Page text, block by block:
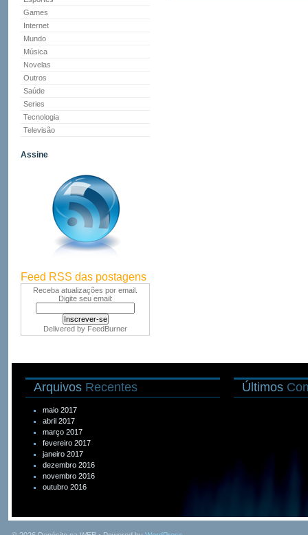
Games
Internet
Mundo
Música
Novelas
Outros
Saúde
Series
Tecnologia
Televisão
Assine
Feed RSS das postagens
Receba atualizações por email.
Digite seu email:
Delivered by FeedBurner
Arquivos Recentes
maio 2017
abril 2017
março 2017
fevereiro 2017
janeiro 2017
dezembro 2016
novembro 2016
outubro 2016
Últimos